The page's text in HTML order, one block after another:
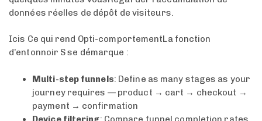
données réelles de dépôt de visiteurs.
Icis Ce qui rend Opti-comportementLa fonction
d’entonnoir S se démarque :
Multi-step funnels: Define as many stages as your
journey requires — product → cart → checkout →
payment → confirmation